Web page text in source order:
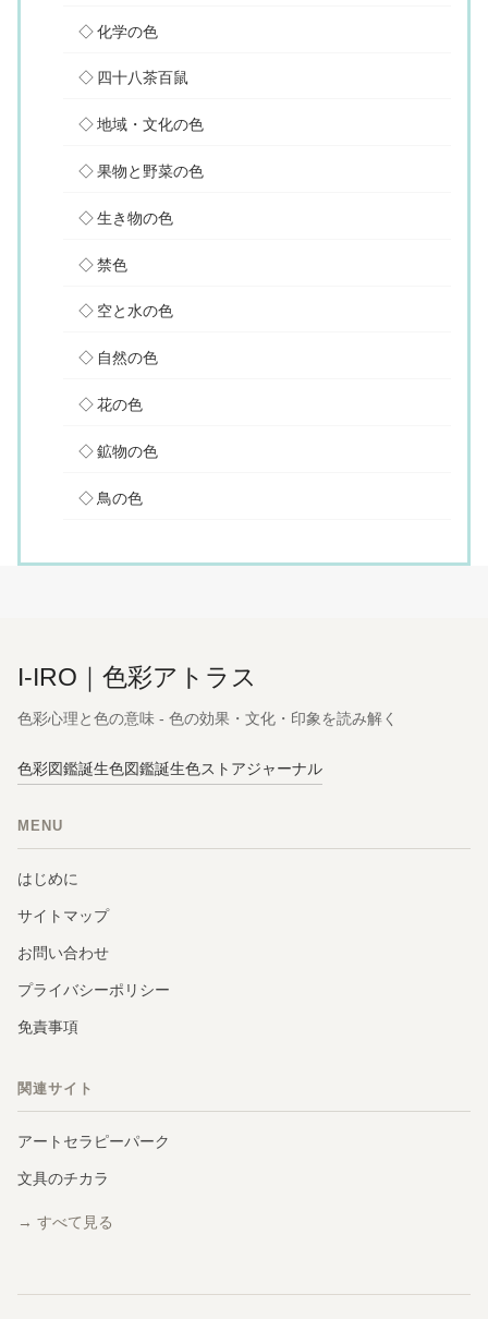
化学の色
四十八茶百鼠
地域・文化の色
果物と野菜の色
生き物の色
禁色
空と水の色
自然の色
花の色
鉱物の色
鳥の色
I-IRO｜色彩アトラス
色彩心理と色の意味 - 色の効果・文化・印象を読み解く
色彩図鑑誕生色図鑑誕生色ストアジャーナル
MENU
はじめに
サイトマップ
お問い合わせ
プライバシーポリシー
免責事項
関連サイト
アートセラピーパーク
文具のチカラ
→ すべて見る